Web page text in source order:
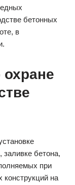
бетонных
в
охране
бетона,
при
на